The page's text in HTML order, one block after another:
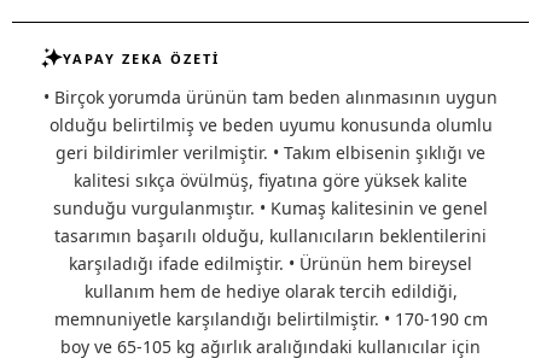
YAPAY ZEKA ÖZETİ
• Birçok yorumda ürünün tam beden alınmasının uygun
olduğu belirtilmiş ve beden uyumu konusunda olumlu
geri bildirimler verilmiştir. • Takım elbisenin şıklığı ve
kalitesi sıkça övülmüş, fiyatına göre yüksek kalite
sunduğu vurgulanmıştır. • Kumaş kalitesinin ve genel
tasarımın başarılı olduğu, kullanıcıların beklentilerini
karşıladığı ifade edilmiştir. • Ürünün hem bireysel
kullanım hem de hediye olarak tercih edildiği,
memnuniyetle karşılandığı belirtilmiştir. • 170-190 cm
boy ve 65-105 kg ağırlık aralığındaki kullanıcılar için